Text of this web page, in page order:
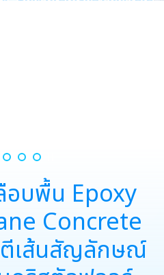
อบพื้น Epoxy
Concrete
เส้นสัญลักษณ์